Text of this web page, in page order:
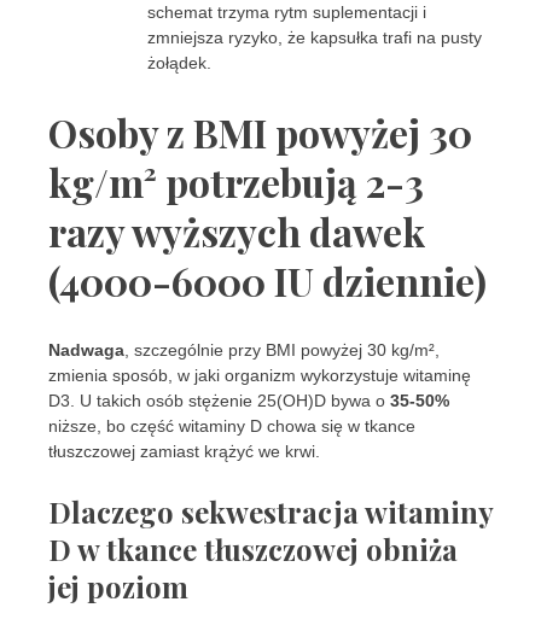
schemat trzyma rytm suplementacji i
zmniejsza ryzyko, że kapsułka trafi na pusty
żołądek.
Osoby z BMI powyżej 30
kg/m² potrzebują 2-3
razy wyższych dawek
(4000-6000 IU dziennie)
Nadwaga , szczególnie przy BMI powyżej 30 kg/m²,
zmienia sposób, w jaki organizm wykorzystuje witaminę
D3. U takich osób stężenie 25(OH)D bywa o 35-50%
niższe, bo część witaminy D chowa się w tkance
tłuszczowej zamiast krążyć we krwi.
Dlaczego sekwestracja witaminy
D w tkance tłuszczowej obniża
jej poziom